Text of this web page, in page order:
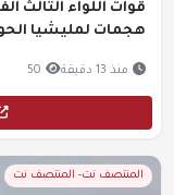
قوات اللواء الثالث
هجمات لمليشيا
منذ 13 دقيقة 50
المنتصف نت- المنتصف نت